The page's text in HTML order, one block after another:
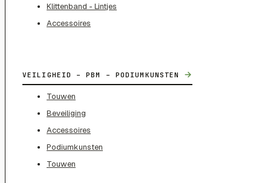
Klittenband - Lintjes
Accessoires
VEILIGHEID – PBM – PODIUMKUNSTEN →
Touwen
Beveiliging
Accessoires
Podiumkunsten
Touwen